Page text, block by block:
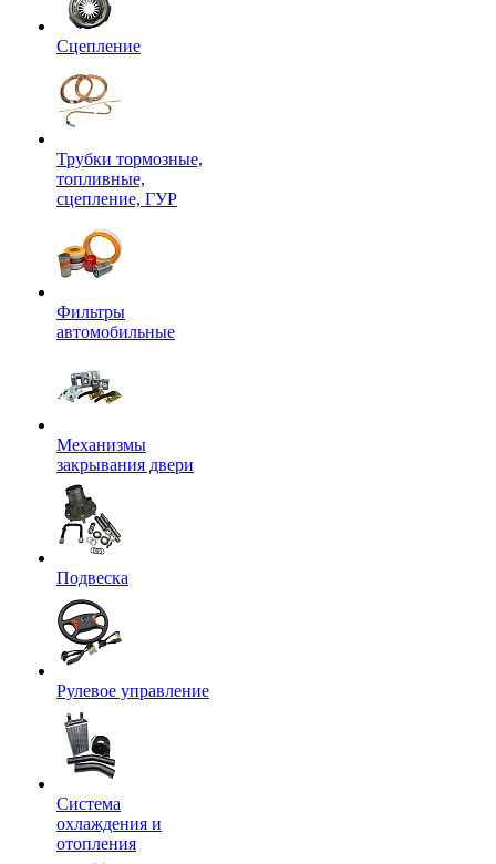
Сцепление
Трубки тормозные,
топливные,
сцепление, ГУР
Фильтры
автомобильные
Механизмы
закрывания двери
Подвеска
Рулевое управление
Система
охлаждения и
отопления